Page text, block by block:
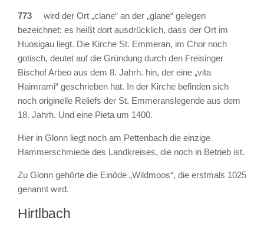
773 wird der Ort „clane“ an der „glane“ gelegen
bezeichnet; es heißt dort ausdrücklich, dass der Ort im
Huosigau liegt. Die Kirche St. Emmeran, im Chor noch
gotisch, deutet auf die Gründung durch den Freisinger
Bischof Arbeo aus dem 8. Jahrh. hin, der eine „vita
Haimrami“ geschrieben hat. In der Kirche befinden sich
noch originelle Reliefs der St. Emmeranslegende aus dem
18. Jahrh. Und eine Pieta um 1400.
Hier in Glonn liegt noch am Pettenbach die einzige
Hammerschmiede des Landkreises, die noch in Betrieb ist.
Zu Glonn gehörte die Einöde „Wildmoos“, die erstmals 1025
genannt wird.
Hirtlbach